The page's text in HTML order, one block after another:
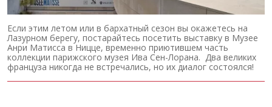
Если этим летом или в бархатный сезон вы окажетесь на
Лазурном берегу, постарайтесь посетить выставку в Музее
Анри Матисса в Ницце, временно приютившем часть
коллекции парижского музея Ива Сен-Лорана. Два великих
француза никогда не встречались, но их диалог состоялся!